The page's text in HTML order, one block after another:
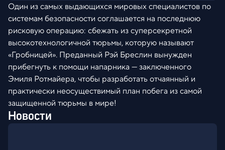
Один из самых выдающихся мировых специалистов по
системам безопасности соглашается на последнюю
рисковую операцию: сбежать из суперсекретной
высокотехнологичной тюрьмы, которую называют
«Гробницей». Преданный Рэй Бреслин вынужден
прибегнуть к помощи напарника — заключенного
Эмиля Ротмайера, чтобы разработать отчаянный и
практически неосуществимый план побега из самой
защищенной тюрьмы в мире!
Новости